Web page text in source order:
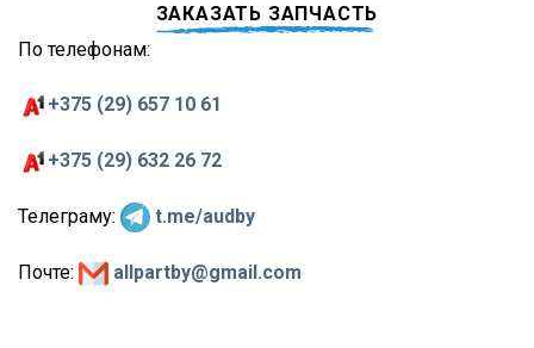
ЗАКАЗАТЬ ЗАПЧАСТЬ
По телефонам:
+375 (29) 657 10 61
+375 (29) 632 26 72
Телеграму: t.me/audby
Почте: allpartby@gmail.com